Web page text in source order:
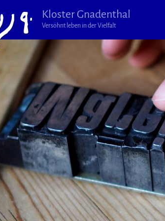
Kloster Gnadenthal
Versöhnt leben in der Vielfalt